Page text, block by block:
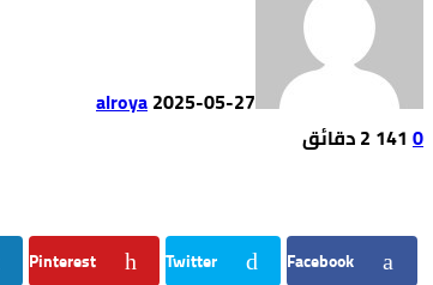
alroya2025-05-27
0
141 2 ‫دقائق‬
Facebook
Twitter
Pinterest